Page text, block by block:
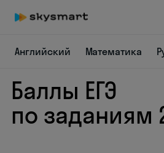
Английский Математика
Баллы ЕГЭ
по заданиям